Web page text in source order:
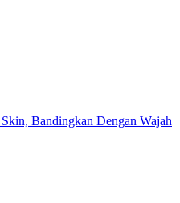
Bandingkan Dengan Wajah